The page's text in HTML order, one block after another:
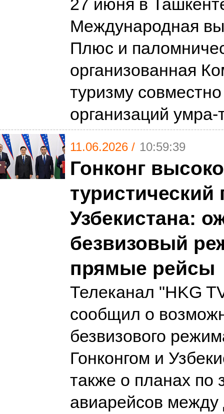
27 июня в
Международная
Плюс и
организованная
туризму
организаций
11.06.2026 / 10:59:39
Гонконг
туристический
Узбекистана:
безвизовый
прямые рейсы
Телеканал "HKG
сообщил о
безвизового
Гонконгом и
также о планах по
авиарейсов между